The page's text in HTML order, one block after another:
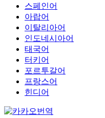
스페인어
아랍어
이탈리아어
인도네시아어
태국어
터키어
포르투갈어
프랑스어
힌디어